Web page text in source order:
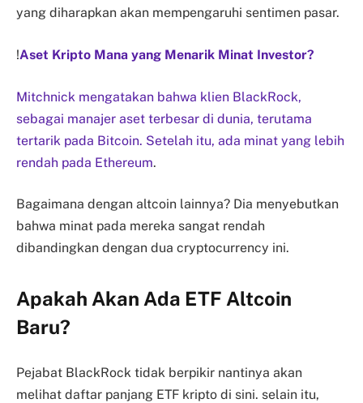
yang diharapkan akan mempengaruhi sentimen pasar.
!Aset Kripto Mana yang Menarik Minat Investor?
Mitchnick mengatakan bahwa klien BlackRock,
sebagai manajer aset terbesar di dunia, terutama
tertarik pada Bitcoin. Setelah itu, ada minat yang lebih
rendah pada Ethereum.
Bagaimana dengan altcoin lainnya? Dia menyebutkan
bahwa minat pada mereka sangat rendah
dibandingkan dengan dua cryptocurrency ini.
Apakah Akan Ada ETF Altcoin
Baru?
Pejabat BlackRock tidak berpikir nantinya akan
melihat daftar panjang ETF kripto di sini. selain itu,